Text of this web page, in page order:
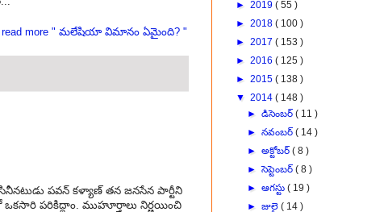
read more " మలేషియా విమానం ఏమైంది? "
పవన్ కళ్యాణ్ తన జనసేన పార్టీని
ఒకసారి పరికిద్దాం. ముహూర్తాలు నిర్ణయించి
► 2018 ( 100 )
► 2017 ( 153 )
► 2016 ( 125 )
► 2015 ( 138 )
▼ 2014 ( 148 )
►డిసెంబర్( 11 )
►నవంబర్( 14 )
►అక్టోబర్( 8 )
►సెప్టెంబర్ ( 8 )
►ఆగస్టు( 19 )
►జులై( 14 )
►జూన్( 21 )